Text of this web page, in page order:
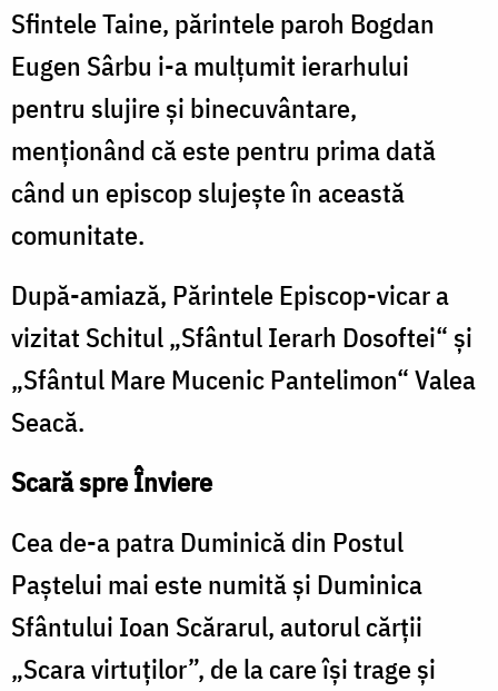
Sfintele Taine, părintele paroh Bogdan
Eugen Sârbu i-a mulțumit ierarhului
pentru slujire și binecuvântare,
menționând că este pentru prima dată
când un episcop slujește în această
comunitate.
După-amiază, Părintele Episcop-vicar a
vizitat Schitul „Sfântul Ierarh Dosoftei“ şi
„Sfântul Mare Mucenic Pantelimon“ Valea
Seacă.
Scară spre Înviere
Cea de-a patra Duminică din Postul
Paștelui mai este numită şi Duminica
Sfântului Ioan Scărarul, autorul cărții
„Scara virtuților”, de la care își trage și